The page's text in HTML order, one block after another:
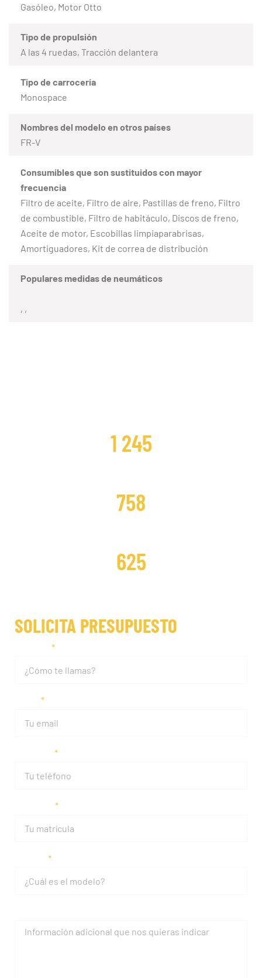
Gasóleo, Motor Otto
Tipo de propulsión
A las 4 ruedas, Tracción delantera
Tipo de carrocería
Monospace
Nombres del modelo en otros países
FR-V
Consumibles que son sustituidos con mayor
frecuencia
Filtro de aceite, Filtro de aire, Pastillas de freno, Filtro
de combustible, Filtro de habitáculo, Discos de freno,
Aceite de motor, Escobillas limpiaparabrisas,
Amortiguadores, Kit de correa de distribución
Populares medidas de neumáticos
, ,
SOLICITA PRESUPUESTO
1 245
758
625